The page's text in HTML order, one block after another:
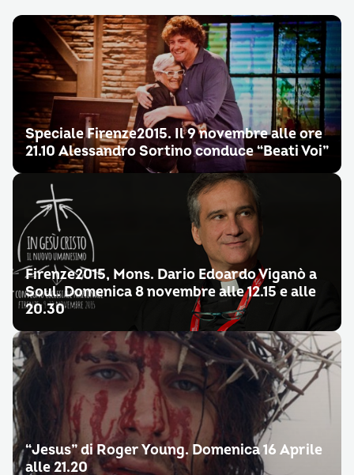
Speciale Firenze2015. Il 9 novembre alle ore
21.10 Alessandro Sortino conduce “Beati Voi”
Firenze2015, Mons. Dario Edoardo Viganò a
Soul. Domenica 8 novembre alle 12.15 e alle
20.30
“Jesus” di Roger Young. Domenica 16 Aprile
alle 21.20